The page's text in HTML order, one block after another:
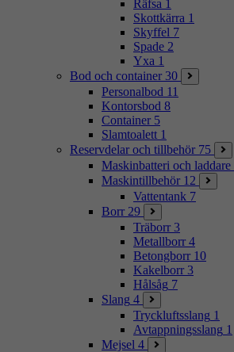
Räfsa 1
Skottkärra 1
Skyffel 7
Spade 2
Yxa 1
Bod och container 30
Personalbod 11
Kontorsbod 8
Container 5
Slamtoalett 1
Reservdelar och tillbehör 75
Maskinbatteri och laddare
Maskintillbehör 12
Vattentank 7
Borr 29
Träborr 3
Metallborr 4
Betongborr 10
Kakelborr 3
Hålsåg 7
Slang 4
Tryckluftsslang 1
Avtappningsslang 1
Mejsel 4